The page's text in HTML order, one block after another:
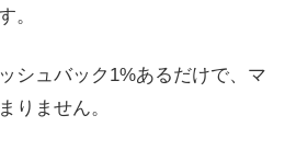
。
シュバック1%あるだけで、マ
りません。